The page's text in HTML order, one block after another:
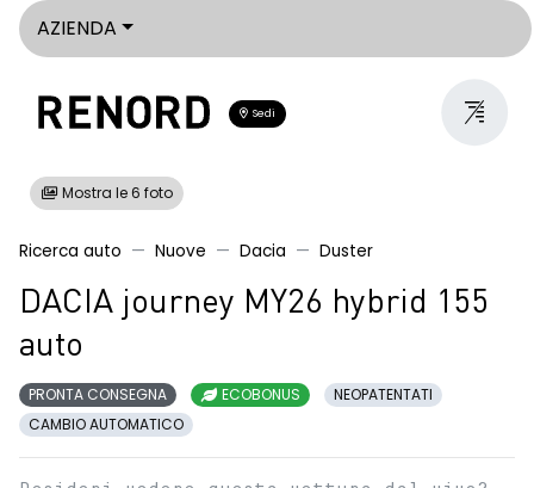
AZIENDA
Sedi
Mostra le 6 foto
Ricerca auto Nuove Dacia Duster
DACIA journey MY26 hybrid 155
auto
PRONTA CONSEGNA ECOBONUS
NEOPATENTATI
CAMBIO AUTOMATICO